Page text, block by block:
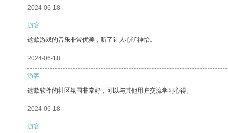
2024-06-18
游客
这款游戏的音乐非常优美，听了让人心旷神怡。
2024-06-18
游客
这款软件的社区氛围非常好，可以与其他用户交流学习心得。
2024-06-18
游客